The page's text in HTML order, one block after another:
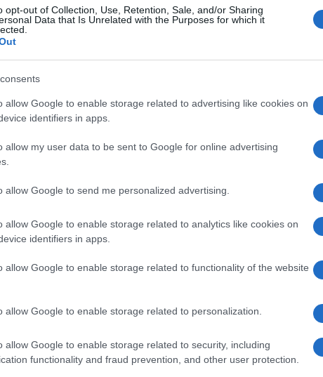
opt-out of Collection, Use, Retention, Sale, and/or Sharing
Data that Is Unrelated with the Purposes for which it
allow Google to enable storage related to advertising like cookies on
identifiers in apps.
allow my user data to be sent to Google for online advertising
allow Google to send me personalized advertising.
allow Google to enable storage related to analytics like cookies on
identifiers in apps.
allow Google to enable storage related to functionality of the website
allow Google to enable storage related to personalization.
allow Google to enable storage related to security, including
functionality and fraud prevention, and other user protection.
punto, quello che avrei detto di persona: “Dopo il
Napoli-Milan, ho convocato i dirigenti e
estrema chiarezza, che bisognava
riassettare il Milan come società e come
una molta esperienza in materia, ho
si schierasse in campo, diversamente da come
di questa metamorfosi, modestia a parte, si
La nostra squadra è passata dalla zona
conquistato ieri sul filo di lana. Nel tuo
le mie parole alla lettera, che ho predisposto
tecnici e anche, se ci fosse bisogno, di più
di fatto esonera Allegri. Poco dopo però sul sito
di non aver rilasciato, nella giornata
aver scritto alcuna lettera avente per oggetto il